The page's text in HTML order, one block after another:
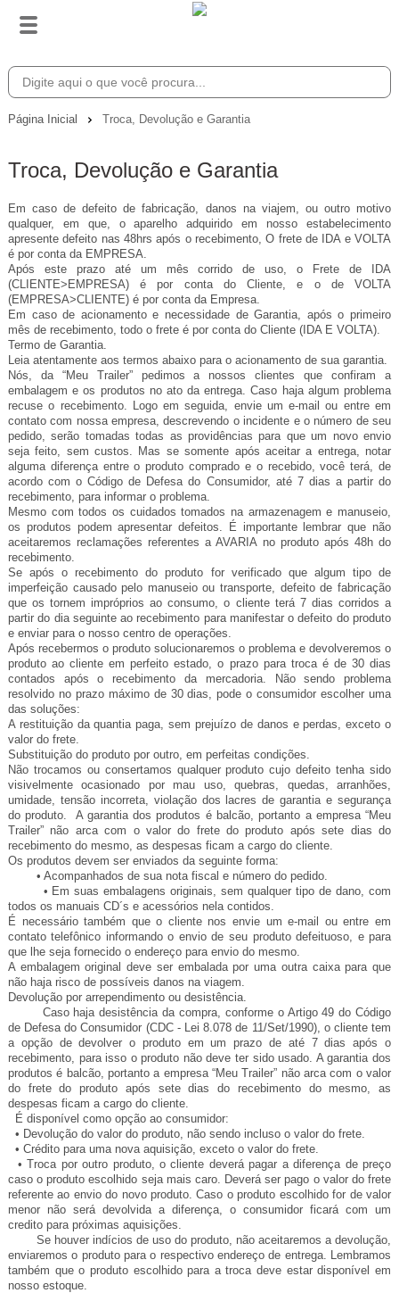
Página Inicial Troca, Devolução e Garantia
Troca, Devolução e Garantia
Em caso de defeito de fabricação, danos na viajem, ou outro motivo
qualquer, em que, o aparelho adquirido em nosso estabelecimento
apresente defeito nas 48hrs após o recebimento, O frete de IDA e VOLTA
é por conta da EMPRESA.
Após este prazo até um mês corrido de uso, o Frete de IDA
(CLIENTE>EMPRESA) é por conta do Cliente, e o de VOLTA
(EMPRESA>CLIENTE) é por conta da Empresa.
Em caso de acionamento e necessidade de Garantia, após o primeiro
mês de recebimento, todo o frete é por conta do Cliente (IDA E VOLTA).
Termo de Garantia.
Leia atentamente aos termos abaixo para o acionamento de sua garantia.
Nós, da “Meu Trailer” pedimos a nossos clientes que confiram a
embalagem e os produtos no ato da entrega. Caso haja algum problema
recuse o recebimento. Logo em seguida, envie um e-mail ou entre em
contato com nossa empresa, descrevendo o incidente e o número de seu
pedido, serão tomadas todas as providências para que um novo envio
seja feito, sem custos. Mas se somente após aceitar a entrega, notar
alguma diferença entre o produto comprado e o recebido, você terá, de
acordo com o Código de Defesa do Consumidor, até 7 dias a partir do
recebimento, para informar o problema.
Mesmo com todos os cuidados tomados na armazenagem e manuseio,
os produtos podem apresentar defeitos. É importante lembrar que não
aceitaremos reclamações referentes a AVARIA no produto após 48h do
recebimento.
Se após o recebimento do produto for verificado que algum tipo de
imperfeição causado pelo manuseio ou transporte, defeito de fabricação
que os tornem impróprios ao consumo, o cliente terá 7 dias corridos a
partir do dia seguinte ao recebimento para manifestar o defeito do produto
e enviar para o nosso centro de operações.
Após recebermos o produto solucionaremos o problema e devolveremos o
produto ao cliente em perfeito estado, o prazo para troca é de 30 dias
contados após o recebimento da mercadoria. Não sendo problema
resolvido no prazo máximo de 30 dias, pode o consumidor escolher uma
das soluções:
A restituição da quantia paga, sem prejuízo de danos e perdas, exceto o
valor do frete.
Substituição do produto por outro, em perfeitas condições.
Não trocamos ou consertamos qualquer produto cujo defeito tenha sido
visivelmente ocasionado por mau uso, quebras, quedas, arranhões,
umidade, tensão incorreta, violação dos lacres de garantia e segurança
do produto. A garantia dos produtos é balcão, portanto a empresa “Meu
Trailer” não arca com o valor do frete do produto após sete dias do
recebimento do mesmo, as despesas ficam a cargo do cliente.
Os produtos devem ser enviados da seguinte forma:
• Acompanhados de sua nota fiscal e número do pedido.
• Em suas embalagens originais, sem qualquer tipo de dano, com
todos os manuais CD´s e acessórios nela contidos.
É necessário também que o cliente nos envie um e-mail ou entre em
contato telefônico informando o envio de seu produto defeituoso, e para
que lhe seja fornecido o endereço para envio do mesmo.
A embalagem original deve ser embalada por uma outra caixa para que
não haja risco de possíveis danos na viagem.
Devolução por arrependimento ou desistência.
Caso haja desistência da compra, conforme o Artigo 49 do Código
de Defesa do Consumidor (CDC - Lei 8.078 de 11/Set/1990), o cliente tem
a opção de devolver o produto em um prazo de até 7 dias após o
recebimento, para isso o produto não deve ter sido usado. A garantia dos
produtos é balcão, portanto a empresa “Meu Trailer” não arca com o valor
do frete do produto após sete dias do recebimento do mesmo, as
despesas ficam a cargo do cliente.
É disponível como opção ao consumidor:
• Devolução do valor do produto, não sendo incluso o valor do frete.
• Crédito para uma nova aquisição, exceto o valor do frete.
• Troca por outro produto, o cliente deverá pagar a diferença de preço
caso o produto escolhido seja mais caro. Deverá ser pago o valor do frete
referente ao envio do novo produto. Caso o produto escolhido for de valor
menor não será devolvida a diferença, o consumidor ficará com um
credito para próximas aquisições.
Se houver indícios de uso do produto, não aceitaremos a devolução,
enviaremos o produto para o respectivo endereço de entrega. Lembramos
também que o produto escolhido para a troca deve estar disponível em
nosso estoque.